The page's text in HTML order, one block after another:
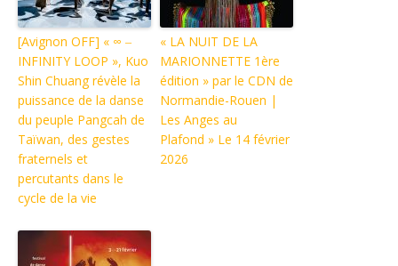
[Avignon OFF] « ∞ ‒
INFINITY LOOP », Kuo
Shin Chuang révèle la
puissance de la danse
du peuple Pangcah de
Taïwan, des gestes
fraternels et
percutants dans le
cycle de la vie
« LA NUIT DE LA
MARIONNETTE 1ère
édition » par le CDN de
Normandie-Rouen |
Les Anges au
Plafond » Le 14 février
2026